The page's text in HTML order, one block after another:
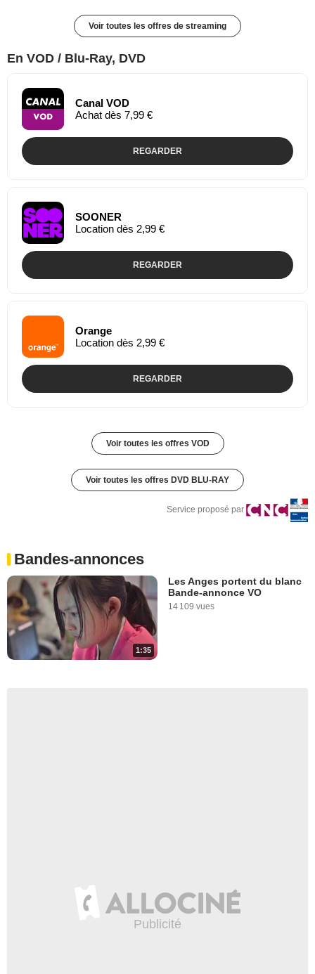
Voir toutes les offres de streaming
En VOD / Blu-Ray, DVD
Canal VOD
Achat dès 7,99 €
REGARDER
SOONER
Location dès 2,99 €
REGARDER
Orange
Location dès 2,99 €
REGARDER
Voir toutes les offres VOD
Voir toutes les offres DVD BLU-RAY
Service proposé par
Bandes-annonces
1:35
Les Anges portent du blanc
Bande-annonce VO
14 109 vues